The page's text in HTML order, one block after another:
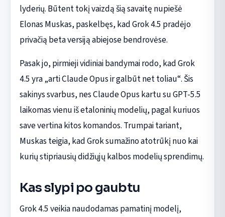
lyderių. Būtent tokį vaizdą šią savaitę nupiešė
Elonas Muskas, paskelbęs, kad Grok 4.5 pradėjo
privačią beta versiją abiejose bendrovėse.
Pasak jo, pirmieji vidiniai bandymai rodo, kad Grok
4.5 yra „arti Claude Opus ir galbūt net toliau“. Šis
sakinys svarbus, nes Claude Opus kartu su GPT-5.5
laikomas vienu iš etaloninių modelių, pagal kuriuos
save vertina kitos komandos. Trumpai tariant,
Muskas teigia, kad Grok sumažino atotrūkį nuo kai
kurių stipriausių didžiųjų kalbos modelių sprendimų.
Kas slypi po gaubtu
Grok 4.5 veikia naudodamas pamatinį modelį,